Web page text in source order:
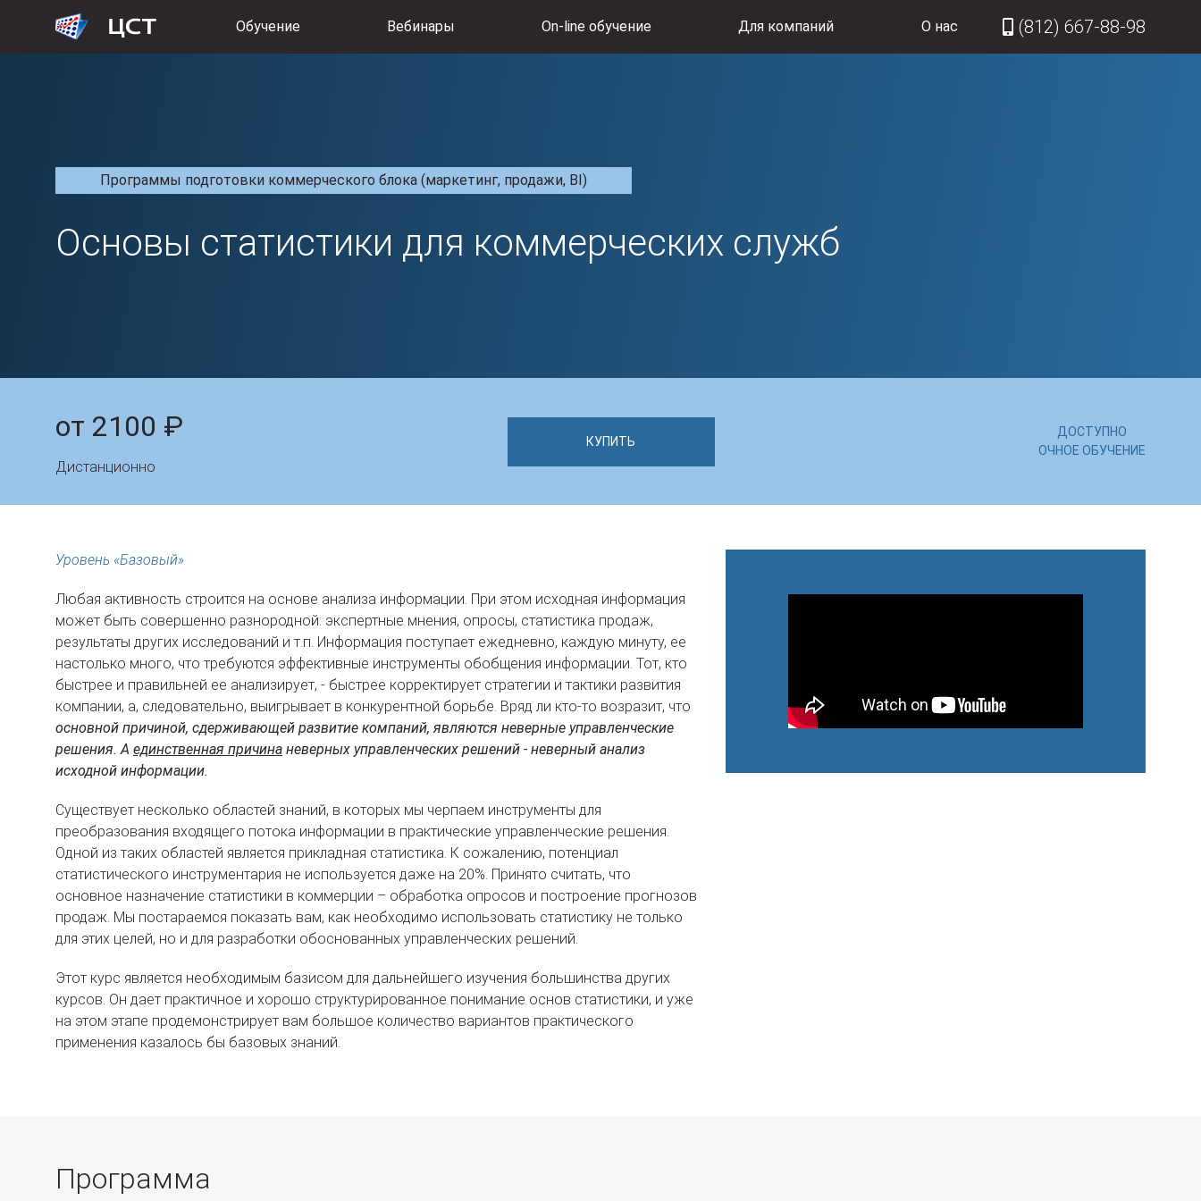
Обучение Вебинары On-line обучение Для компаний О нас (812) 667-88-98
Программы подготовки коммерческого блока (маркетинг, продажи, BI)
Основы статистики для коммерческих служб
от 2100 ₽
Дистанционно
КУПИТЬ
ДОСТУПНО
ОЧНОЕ ОБУЧЕНИЕ
Уровень «Базовый»
Любая активность строится на основе анализа информации. При этом исходная информация
может быть совершенно разнородной: экспертные мнения, опросы, статистика продаж,
результаты других исследований и т.п. Информация поступает ежедневно, каждую минуту, ее
настолько много, что требуются эффективные инструменты обобщения информации. Тот, кто
быстрее и правильней ее анализирует, - быстрее корректирует стратегии и тактики развития
компании, а, следовательно, выигрывает в конкурентной борьбе. Вряд ли кто-то возразит, что
основной причиной, сдерживающей развитие компаний, являются неверные управленческие
решения. А единственная причина неверных управленческих решений - неверный анализ
исходной информации.
Существует несколько областей знаний, в которых мы черпаем инструменты для
преобразования входящего потока информации в практические управленческие решения.
Одной из таких областей является прикладная статистика. К сожалению, потенциал
статистического инструментария не используется даже на 20%. Принято считать, что
основное назначение статистики в коммерции – обработка опросов и построение прогнозов
продаж. Мы постараемся показать вам, как необходимо использовать статистику не только
для этих целей, но и для разработки обоснованных управленческих решений.
Этот курс является необходимым базисом для дальнейшего изучения большинства других
курсов. Он дает практичное и хорошо структурированное понимание основ статистики, и уже
на этом этапе продемонстрирует вам большое количество вариантов практического
применения казалось бы базовых знаний.
Программа